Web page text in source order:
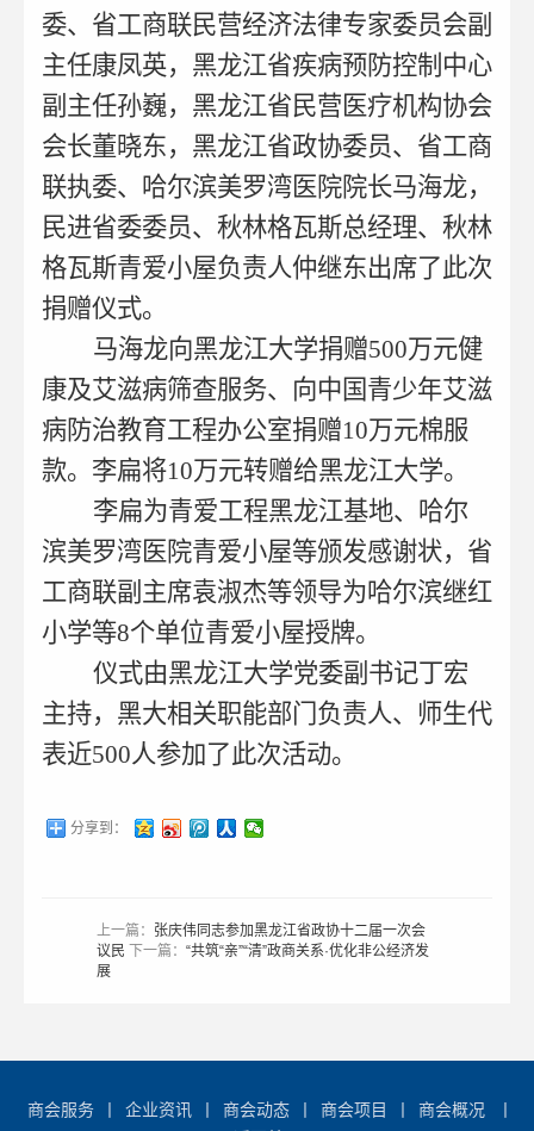
委、省工商联民营经济法律专家委员会副
主任康凤英，黑龙江省疾病预防控制中心
副主任孙巍，黑龙江省民营医疗机构协会
会长董晓东，黑龙江省政协委员、省工商
联执委、哈尔滨美罗湾医院院长马海龙，
民进省委委员、秋林格瓦斯总经理、秋林
格瓦斯青爱小屋负责人仲继东出席了此次
捐赠仪式。
马海龙向黑龙江大学捐赠500万元健
康及艾滋病筛查服务、向中国青少年艾滋
病防治教育工程办公室捐赠10万元棉服
款。李扁将10万元转赠给黑龙江大学。
李扁为青爱工程黑龙江基地、哈尔
滨美罗湾医院青爱小屋等颁发感谢状，省
工商联副主席袁淑杰等领导为哈尔滨继红
小学等8个单位青爱小屋授牌。
仪式由黑龙江大学党委副书记丁宏
主持，黑大相关职能部门负责人、师生代
表近500人参加了此次活动。
分享到：
上一篇： 张庆伟同志参加黑龙江省政协十二届一次会
议民 下一篇： “共筑“亲”“清”政商关系·优化非公经济发
展
商会服务 企业资讯 商会动态 商会项目 商会概况